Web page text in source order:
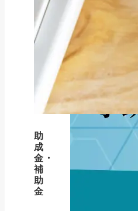
助
成
金・
補
助
金